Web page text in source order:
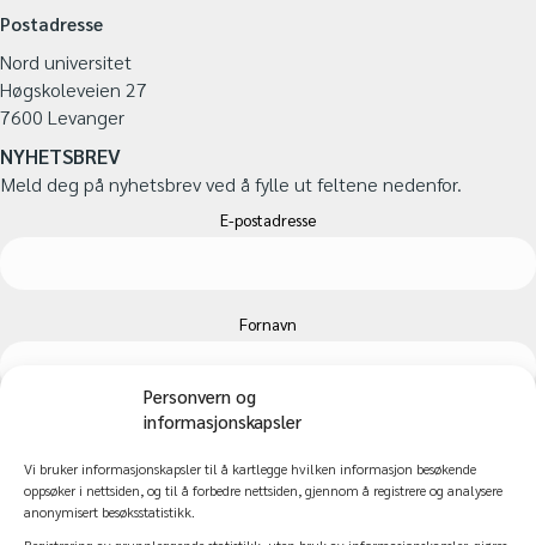
Personvern og
informasjonskapsler
Vi bruker informasjonskapsler til å kartlegge hvilken informasjon besøkende
oppsøker i nettsiden, og til å forbedre nettsiden, gjennom å registrere og analysere
anonymisert besøksstatistikk.
Postadresse
Nord universitet
Høgskoleveien 27
7600 Levanger
NYHETSBREV
Meld deg på nyhetsbrev ved å fylle ut feltene nedenfor.
E-postadresse
Fornavn
Etternavn